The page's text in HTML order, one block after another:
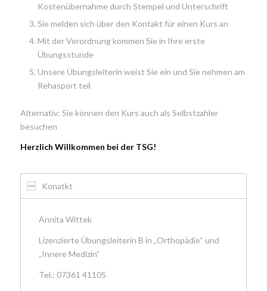
Kostenübernahme durch Stempel und Unterschrift
Sie melden sich über den Kontakt für einen Kurs an
Mit der Verordnung kommen Sie in Ihre erste
Übungsstunde
Unsere Übungsleiterin weist Sie ein und Sie nehmen am
Rehasport teil
Alternativ: Sie können den Kurs auch als Selbstzahler
besuchen
Herzlich Willkommen bei der TSG!
Konatkt
Annita Wittek
Lizenzierte Übungsleiterin B in „Orthopädie“ und
„Innere Medizin“
Tel.: 07361 41105